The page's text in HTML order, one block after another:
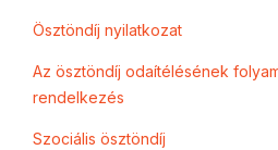
Ösztöndíj nyilatkozat
Az ösztöndíj odaítélésének
rendelkezés
Szociális ösztöndíj